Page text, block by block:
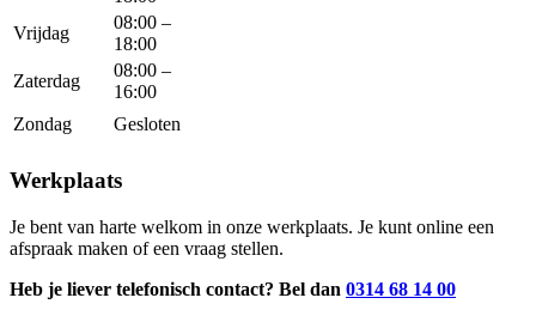
Vrijdag
08:00 –
18:00
Zaterdag
08:00 –
16:00
Zondag
Gesloten
Werkplaats
Je bent van harte welkom in onze werkplaats. Je kunt online een
afspraak maken of een vraag stellen.
Heb je liever telefonisch contact? Bel dan 0314 68 14 00